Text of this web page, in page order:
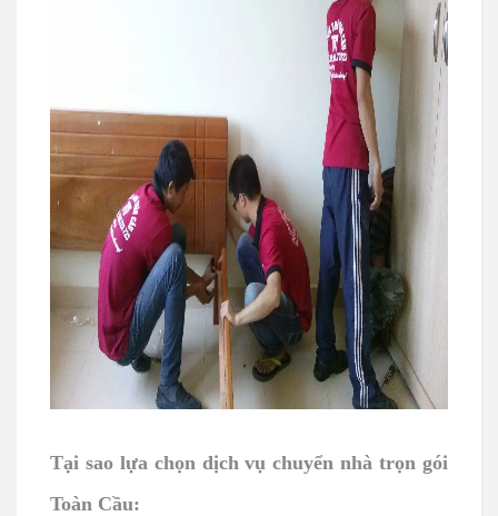
Tại sao lựa chọn dịch vụ chuyển nhà trọn gói
Toàn Cầu: